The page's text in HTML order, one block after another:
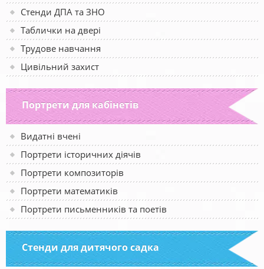
Стенди ДПА та ЗНО
Таблички на двері
Трудове навчання
Цивільний захист
Портрети для кабінетів
Видатні вчені
Портрети історичних діячів
Портрети композиторів
Портрети математиків
Портрети письменників та поетів
Стенди для дитячого садка